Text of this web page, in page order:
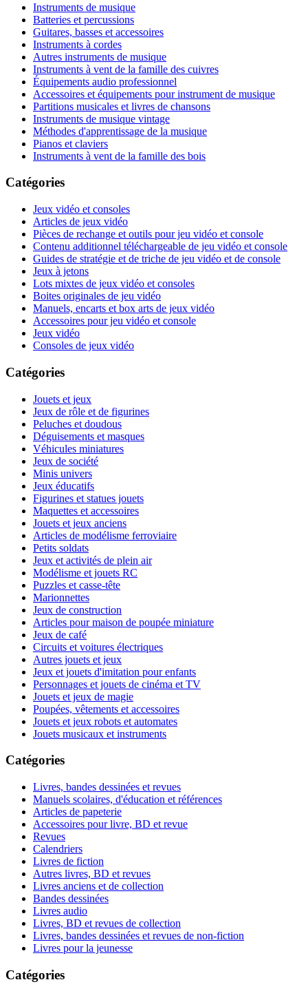
Instruments de musique
Batteries et percussions
Guitares, basses et accessoires
Instruments à cordes
Autres instruments de musique
Instruments à vent de la famille des cuivres
Équipements audio professionnel
Accessoires et équipements pour instrument de musique
Partitions musicales et livres de chansons
Instruments de musique vintage
Méthodes d'apprentissage de la musique
Pianos et claviers
Instruments à vent de la famille des bois
Catégories
Jeux vidéo et consoles
Articles de jeux vidéo
Pièces de rechange et outils pour jeu vidéo et console
Contenu additionnel téléchargeable de jeu vidéo et console
Guides de stratégie et de triche de jeu vidéo et de console
Jeux à jetons
Lots mixtes de jeux vidéo et consoles
Boites originales de jeu vidéo
Manuels, encarts et box arts de jeux vidéo
Accessoires pour jeu vidéo et console
Jeux vidéo
Consoles de jeux vidéo
Catégories
Jouets et jeux
Jeux de rôle et de figurines
Peluches et doudous
Déguisements et masques
Véhicules miniatures
Jeux de société
Minis univers
Jeux éducatifs
Figurines et statues jouets
Maquettes et accessoires
Jouets et jeux anciens
Articles de modélisme ferroviaire
Petits soldats
Jeux et activités de plein air
Modélisme et jouets RC
Puzzles et casse-tête
Marionnettes
Jeux de construction
Articles pour maison de poupée miniature
Jeux de café
Circuits et voitures électriques
Autres jouets et jeux
Jeux et jouets d'imitation pour enfants
Personnages et jouets de cinéma et TV
Jouets et jeux de magie
Poupées, vêtements et accessoires
Jouets et jeux robots et automates
Jouets musicaux et instruments
Catégories
Livres, bandes dessinées et revues
Manuels scolaires, d'éducation et références
Articles de papeterie
Accessoires pour livre, BD et revue
Revues
Calendriers
Livres de fiction
Autres livres, BD et revues
Livres anciens et de collection
Bandes dessinées
Livres audio
Livres, BD et revues de collection
Livres, bandes dessinées et revues de non-fiction
Livres pour la jeunesse
Catégories